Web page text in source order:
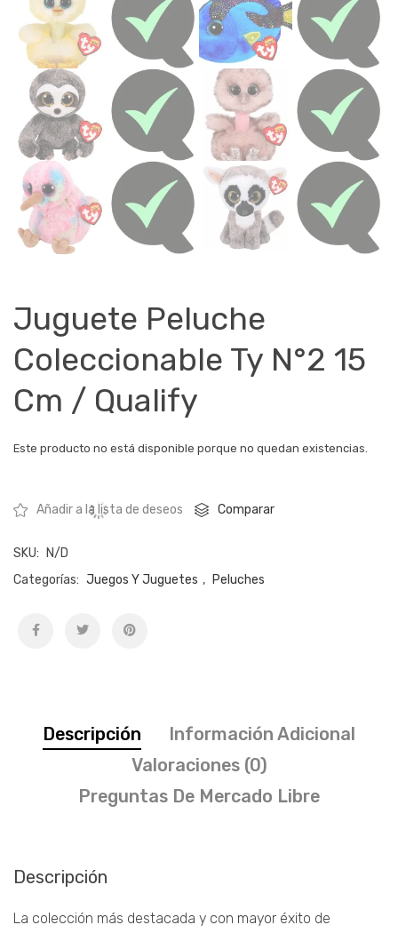
Juguete Peluche
Coleccionable Ty N°2 15
Cm / Qualify
Este producto no está disponible porque no quedan existencias.
Añadir a la lista de deseos Comparar
SKU:
N/D
Categorías: Juegos Y Juguetes , Peluches
Descripción
Información Adicional
Valoraciones (0)
Preguntas De Mercado Libre
Descripción
La colección más destacada y con mayor éxito de